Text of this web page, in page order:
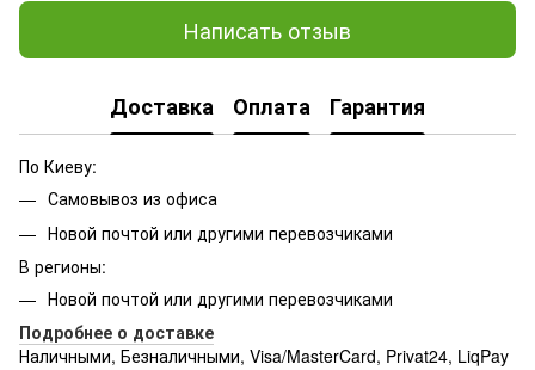
Написать отзыв
Доставка Оплата Гарантия
По Киеву:
Самовывоз из офиса
Новой почтой или другими перевозчиками
В регионы:
Новой почтой или другими перевозчиками
Подробнее о доставке
Наличными, Безналичными, Visa/MasterCard, Privat24, LiqPay